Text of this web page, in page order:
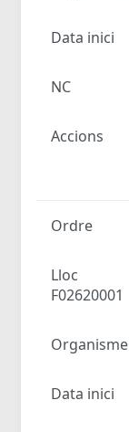
Data inici
NC
Accions
Ordre
Lloc
F02620001
Organisme
Data inici